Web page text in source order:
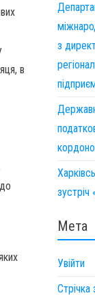
в
з
зустріч
Мета
Увійти
Стрічка